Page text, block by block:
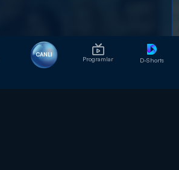
CANLI
Programlar D-Shorts